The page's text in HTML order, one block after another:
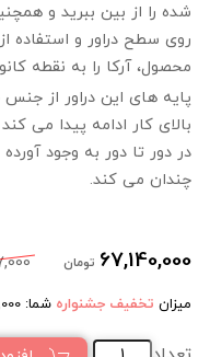
شده را از بین ببرید و
روی سطح دراور و استفاده
محصول، آرکا را به نقطه
پایه های این دراور از
بالای کار ادامه پیدا می
در دور تا دور به وجود
چندان می کند.
67,140,000 تومان
میزان تخفیف جشنواره شما: